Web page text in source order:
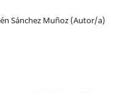
Sánchez Muñoz (Autor/a)